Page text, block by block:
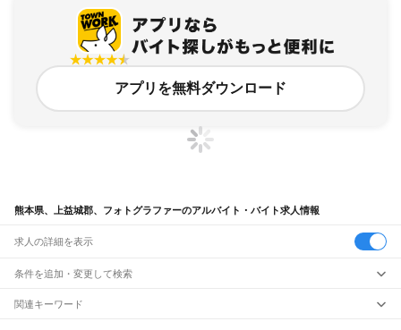
アプリを無料ダウンロード
熊本県、上益城郡、フォトグラファーのアルバイト・バイト求人情報
求人の詳細を表示
条件を追加・変更して検索
市区町村を追加・変更
関連キーワード